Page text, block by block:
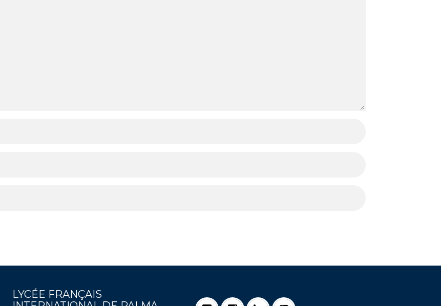
LYCÉE FRANÇAIS